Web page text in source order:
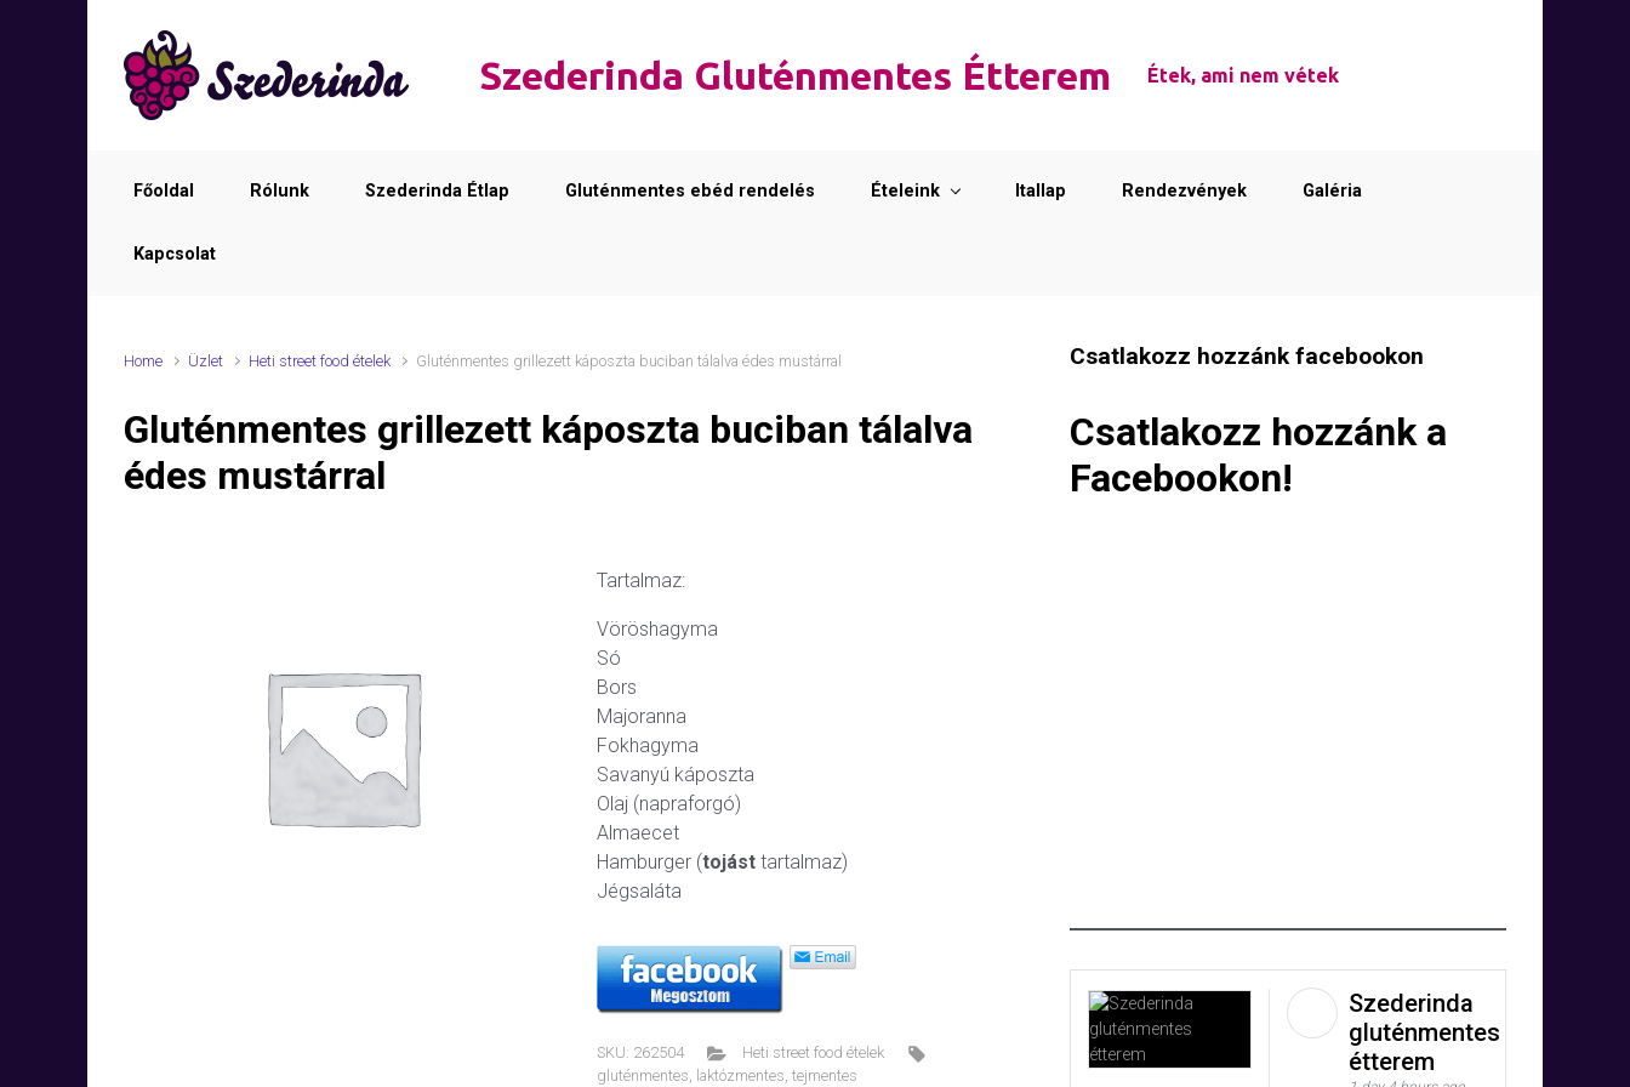
Szederinda Gluténmentes Étterem Étek, ami nem vétek
Főoldal Rólunk Szederinda Étlap Gluténmentes ebéd rendelés Ételeink Itallap Rendezvények Galéria
Kapcsolat
Home Üzlet Heti street food ételek Gluténmentes grillezett káposzta buciban tálalva édes mustárral
Gluténmentes grillezett káposzta buciban tálalva
édes mustárral
Tartalmaz:
Vöröshagyma
Só
Bors
Majoranna
Fokhagyma
Savanyú káposzta
Olaj (napraforgó)
Almaecet
Hamburger (tojást tartalmaz)
Jégsaláta
SKU: 262504
Heti street food ételek
gluténmentes, laktózmentes, tejmentes
Csatlakozz hozzánk facebookon
Csatlakozz hozzánk a
Facebookon!
Szederinda
gluténmentes
étterem